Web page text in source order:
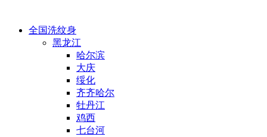
全国洗纹身
黑龙江
哈尔滨
大庆
绥化
齐齐哈尔
牡丹江
鸡西
七台河